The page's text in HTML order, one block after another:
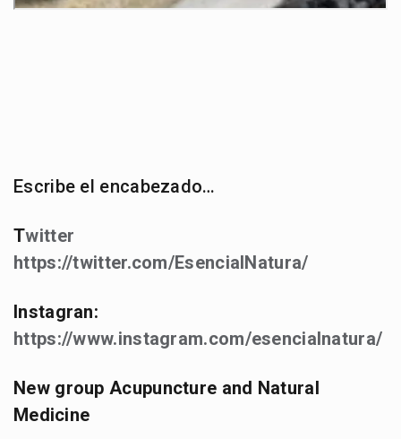
Escribe el encabezado…
Twitter
https://twitter.com/EsencialNatura/
Instagran:
https://www.instagram.com/esencialnatura/
New group Acupuncture and Natural
Medicine